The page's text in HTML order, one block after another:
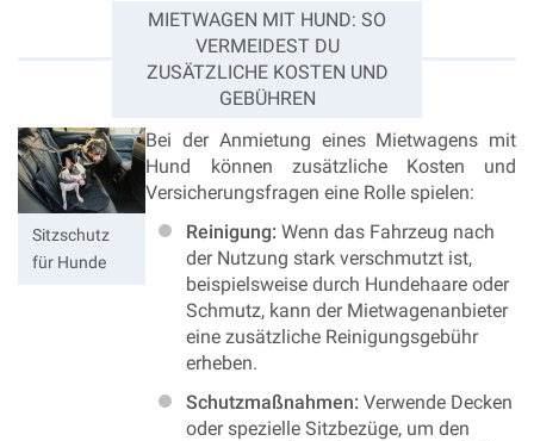
MIETWAGEN MIT HUND: SO
VERMEIDEST DU
ZUSÄTZLICHE KOSTEN UND
GEBÜHREN
Sitzschutz
für Hunde
Bei der Anmietung eines Mietwagens mit
Hund können zusätzliche Kosten und
Versicherungsfragen eine Rolle spielen:
Reinigung: Wenn das Fahrzeug nach
der Nutzung stark verschmutzt ist,
beispielsweise durch Hundehaare oder
Schmutz, kann der Mietwagenanbieter
eine zusätzliche Reinigungsgebühr
erheben.
Schutzmaßnahmen: Verwende Decken
oder spezielle Sitzbezüge, um den